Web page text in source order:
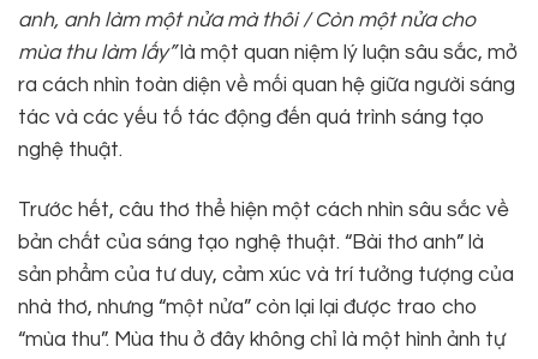
anh, anh làm một nửa mà thôi / Còn một nửa cho
mùa thu làm lấy”là một quan niệm lý luận sâu sắc, mở
ra cách nhìn toàn diện về mối quan hệ giữa người sáng
tác và các yếu tố tác động đến quá trình sáng tạo
nghệ thuật.
Trước hết, câu thơ thể hiện một cách nhìn sâu sắc về
bản chất của sáng tạo nghệ thuật. “Bài thơ anh” là
sản phẩm của tư duy, cảm xúc và trí tưởng tượng của
nhà thơ, nhưng “một nửa” còn lại lại được trao cho
“mùa thu”. Mùa thu ở đây không chỉ là một hình ảnh tự